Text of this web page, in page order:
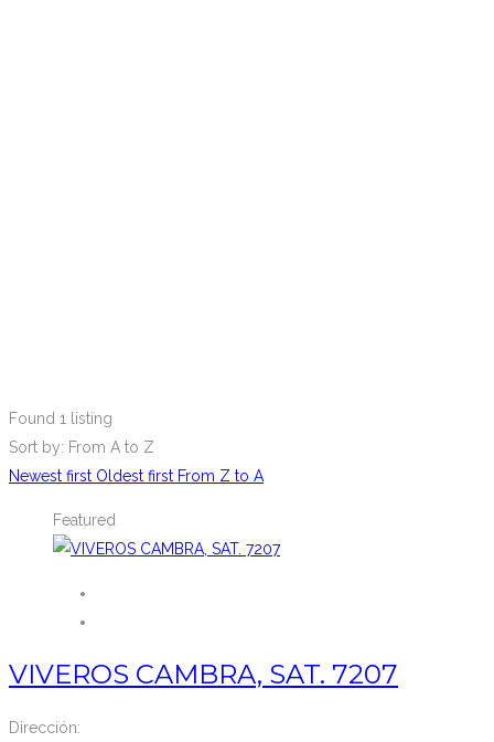
Found 1
listing
Sort by: From A to Z
Newest first Oldest first From Z to A
Featured
VIVEROS CAMBRA, SAT. 7207
Dirección: